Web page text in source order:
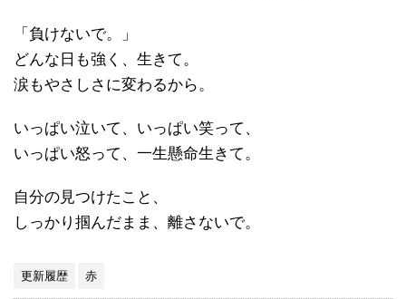
「負けないで。」
どんな日も強く、生きて。
涙もやさしさに変わるから。
いっぱい泣いて、いっぱい笑って、
いっぱい怒って、一生懸命生きて。
自分の見つけたこと、
しっかり掴んだまま、離さないで。
更新履歴 赤